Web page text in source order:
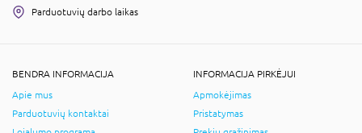
Parduotuvių darbo laikas
BENDRA INFORMACIJA
Apie mus
Parduotuvių kontaktai
INFORMACIJA PIRKĖJUI
Apmokėjimas
Pristatymas